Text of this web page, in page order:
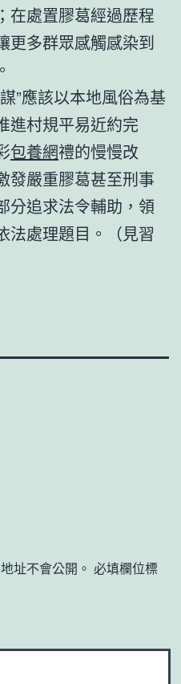
在處置膠葛經過歷程
更多群眾感觸感染到
”應該以本地風俗為基
進村規平易近約完
包養網禮的慢慢改
發嚴重膠葛甚至刑事
分追求法令輔助，領
法處理題目。（見習
址不會公開。 必填欄位標